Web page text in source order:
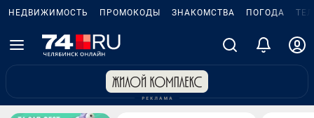
НЕДВИЖИМОСТЬ ПРОМОКОДЫ ЗНАКОМСТВА ПОГОДА